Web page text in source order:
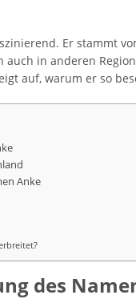
Er stammt
in anderen
auf, warum er so
Anke
des